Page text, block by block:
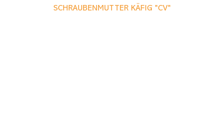
SCHRAUBENMUTTER KÄFIG "CV"